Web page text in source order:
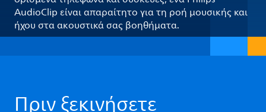
AudioClip είναι απαραίτητο για τη ροή μουσικής και
ήχου στα ακουστικά σας βοηθήματα.
Πριν ξεκινήσετε